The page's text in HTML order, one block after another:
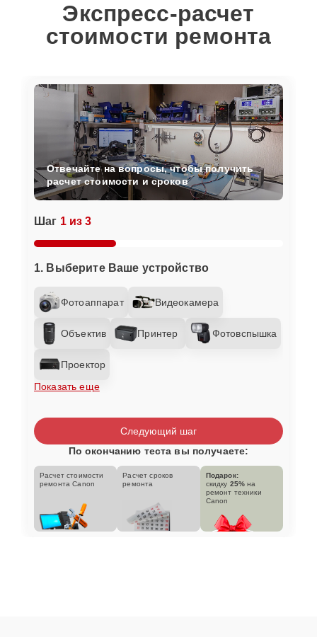
Экспресс-расчет
стоимости ремонта
Шаг 1 из 3
1. Выберите Ваше устройство
Фотоаппарат Видеокамера
Объектив Принтер Фотовспышка
Проектор
Показать еще
Отвечайте на вопросы, чтобы получить
расчет стоимости и сроков
Следующий шаг
По окончанию теста вы получаете:
Расчет стоимости
ремонта Canon
Расчет сроков
ремонта
Подарок:
скидку 25% на
ремонт техники
Canon